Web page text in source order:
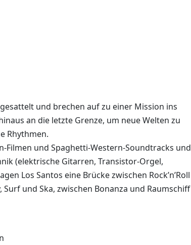
und brechen auf zu einer Mission ins
an die letzte Grenze, um neue Welten zu
Rhythmen.
Filmen und Spaghetti-Western-Soundtracks und
(elektrische Gitarren, Transistor-Orgel,
Los Santos eine Brücke zwischen Rock’n’Roll
und Ska, zwischen Bonanza und Raumschiff